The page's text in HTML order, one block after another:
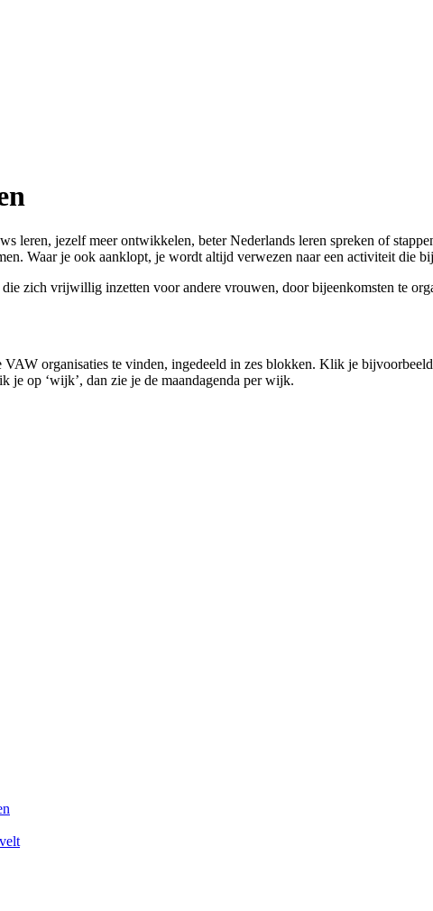
leren, jezelf meer ontwikkelen, beter Nederlands leren spreken of
Waar je ook aanklopt, je wordt altijd verwezen naar een activiteit die
zich vrijwillig inzetten voor andere vrouwen, door bijeenkomsten te
organisaties te vinden, ingedeeld in zes blokken. Klik je
je op ‘wijk’, dan zie je de maandagenda per wijk.